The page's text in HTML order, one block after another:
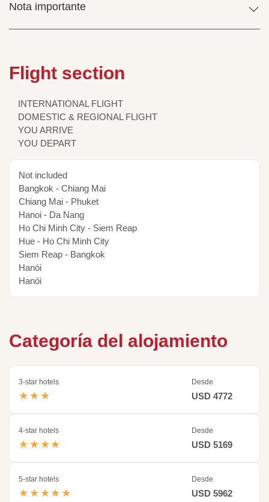
Nota importante
Flight section
INTERNATIONAL FLIGHT
DOMESTIC & REGIONAL FLIGHT
YOU ARRIVE
YOU DEPART
Not included
Bangkok - Chiang Mai
Chiang Mai - Phuket
Hanoi - Da Nang
Ho Chi Minh City - Siem Reap
Hue - Ho Chi Minh City
Siem Reap - Bangkok
Hanói
Hanói
Categoría del alojamiento
3-star hotels
★★★
Desde
USD 4772
4-star hotels
★★★★
Desde
USD 5169
5-star hotels
★★★★★
Desde
USD 5962